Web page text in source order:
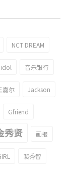
NCT DREAM
音乐银行
嘉尔 Jackson
Gfriend
秀贤 画报
裴秀智